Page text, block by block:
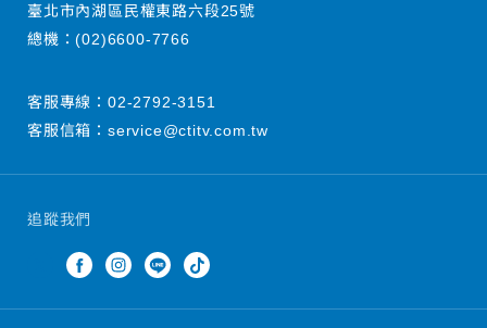
追蹤我們
臺北市內湖區民權東路六段25號
總機：(02)6600-7766
客服專線： 02-2792-3151
客服信箱： service@ctitv.com.tw